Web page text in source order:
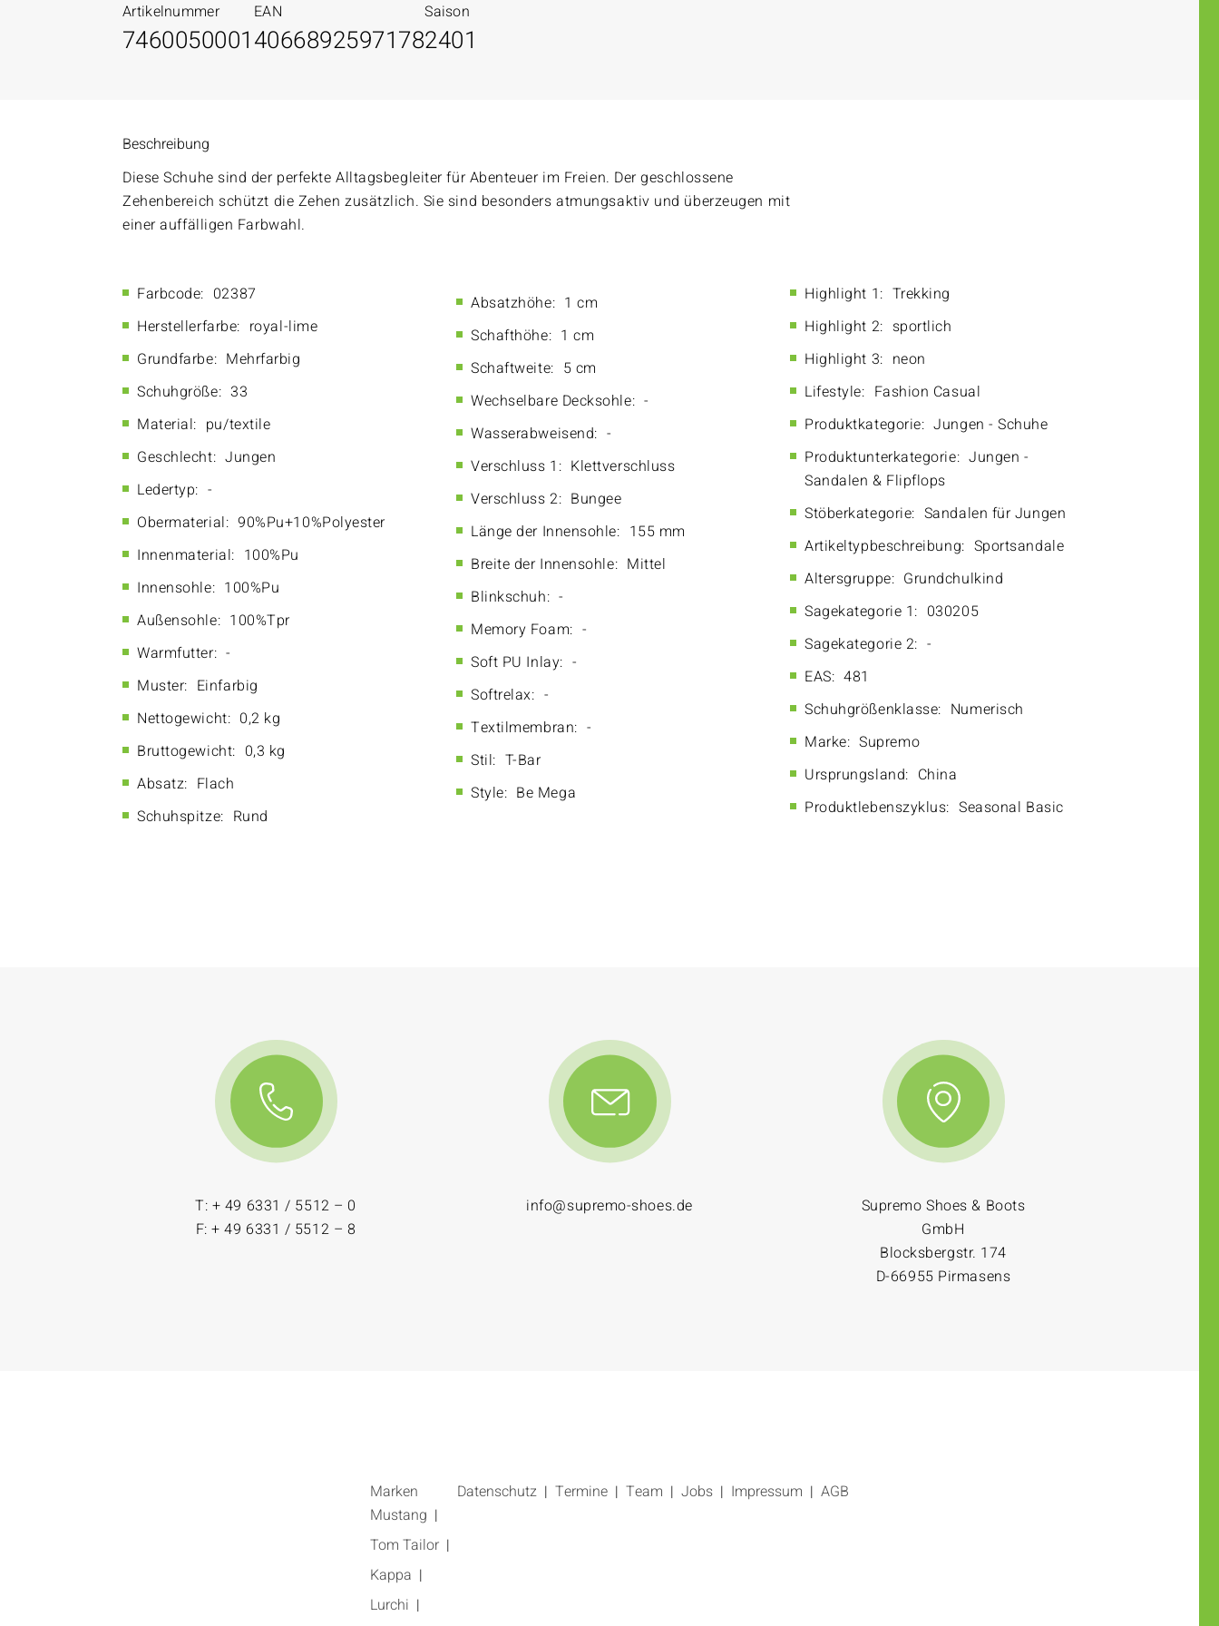
Artikelnummer
7460050001
EAN
4066892597178
Saison
2401
Beschreibung
Diese Schuhe sind der perfekte Alltagsbegleiter für Abenteuer im Freien. Der geschlossene
Zehenbereich schützt die Zehen zusätzlich. Sie sind besonders atmungsaktiv und überzeugen mit
einer auffälligen Farbwahl.
Farbcode: 02387
Herstellerfarbe: royal-lime
Grundfarbe: Mehrfarbig
Schuhgröße: 33
Material: pu/textile
Geschlecht: Jungen
Ledertyp: -
Obermaterial: 90%Pu+10%Polyester
Innenmaterial: 100%Pu
Innensohle: 100%Pu
Außensohle: 100%Tpr
Warmfutter: -
Muster: Einfarbig
Nettogewicht: 0,2 kg
Bruttogewicht: 0,3 kg
Absatz: Flach
Schuhspitze: Rund
Absatzhöhe: 1 cm
Schafthöhe: 1 cm
Schaftweite: 5 cm
Wechselbare Decksohle: -
Wasserabweisend: -
Verschluss 1: Klettverschluss
Verschluss 2: Bungee
Länge der Innensohle: 155 mm
Breite der Innensohle: Mittel
Blinkschuh: -
Memory Foam: -
Soft PU Inlay: -
Softrelax: -
Textilmembran: -
Stil: T-Bar
Style: Be Mega
Highlight 1: Trekking
Highlight 2: sportlich
Highlight 3: neon
Lifestyle: Fashion Casual
Produktkategorie: Jungen - Schuhe
Produktunterkategorie: Jungen -
Sandalen & Flipflops
Stöberkategorie: Sandalen für Jungen
Artikeltypbeschreibung: Sportsandale
Altersgruppe: Grundchulkind
Sagekategorie 1: 030205
Sagekategorie 2: -
EAS: 481
Schuhgrößenklasse: Numerisch
Marke: Supremo
Ursprungsland: China
Produktlebenszyklus: Seasonal Basic
T: + 49 6331 / 5512 – 0
F: + 49 6331 / 5512 – 8
info@supremo-shoes.de
Supremo Shoes & Boots
GmbH
Blocksbergstr. 174
D-66955 Pirmasens
Marken
Mustang
Tom Tailor
Kappa
Lurchi
Datenschutz Termine Team Jobs Impressum AGB